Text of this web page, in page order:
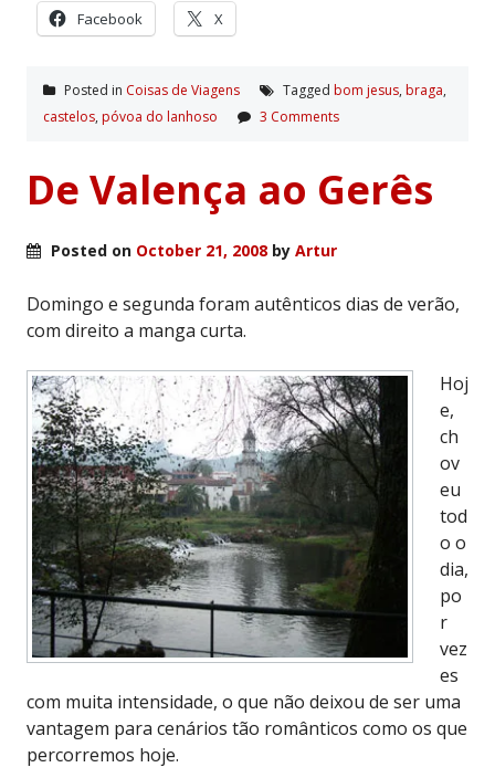
Facebook X
Posted in Coisas de Viagens Tagged bom jesus, braga,
castelos, póvoa do lanhoso 3 Comments
De Valença ao Gerês
Posted on October 21, 2008 by Artur
Domingo e segunda foram autênticos dias de verão,
com direito a manga curta.
Hoj
e,
ch
ov
eu
tod
o o
dia,
po
r
vez
es
com muita intensidade, o que não deixou de ser uma
vantagem para cenários tão românticos como os que
percorremos hoje.